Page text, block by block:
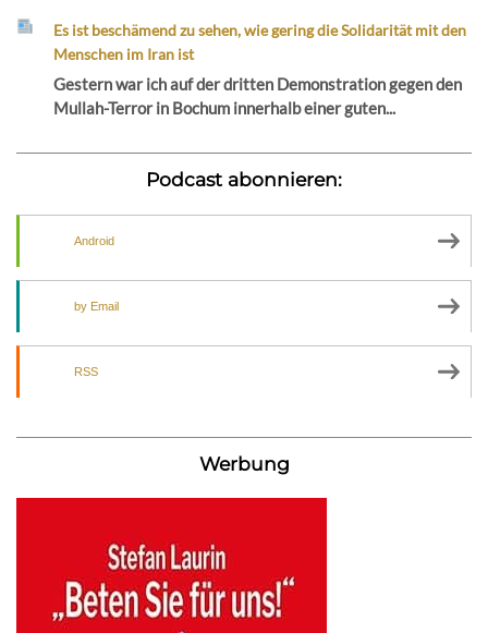
Es ist beschämend zu sehen, wie gering die Solidarität mit den
Menschen im Iran ist
Gestern war ich auf der dritten Demonstration gegen den
Mullah-Terror in Bochum innerhalb einer guten...
Podcast abonnieren:
Android
by Email
RSS
Werbung